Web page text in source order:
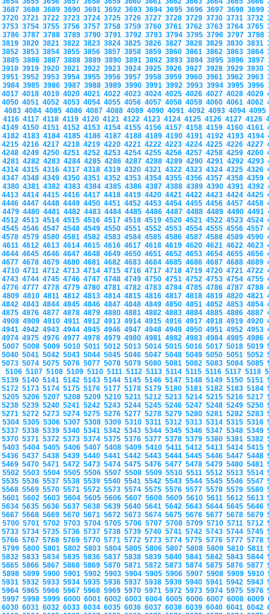
3687 3688 3689 3690 3691 3692 3693 3694 3695 3696 3697 3698 3699
3720 3721 3722 3723 3724 3725 3726 3727 3728 3729 3730 3731 3732
3753 3754 3755 3756 3757 3758 3759 3760 3761 3762 3763 3764 3765
3786 3787 3788 3789 3790 3791 3792 3793 3794 3795 3796 3797 3798
3819 3820 3821 3822 3823 3824 3825 3826 3827 3828 3829 3830 3831
3852 3853 3854 3855 3856 3857 3858 3859 3860 3861 3862 3863 3864
3885 3886 3887 3888 3889 3890 3891 3892 3893 3894 3895 3896 3897
3918 3919 3920 3921 3922 3923 3924 3925 3926 3927 3928 3929 3930
3951 3952 3953 3954 3955 3956 3957 3958 3959 3960 3961 3962 3963
3984 3985 3986 3987 3988 3989 3990 3991 3992 3993 3994 3995 3996
4017 4018 4019 4020 4021 4022 4023 4024 4025 4026 4027 4028 4029
4050 4051 4052 4053 4054 4055 4056 4057 4058 4059 4060 4061 4062
4083 4084 4085 4086 4087 4088 4089 4090 4091 4092 4093 4094 4095
4116 4117 4118 4119 4120 4121 4122 4123 4124 4125 4126 4127 4128
4149 4150 4151 4152 4153 4154 4155 4156 4157 4158 4159 4160 4161
4182 4183 4184 4185 4186 4187 4188 4189 4190 4191 4192 4193 4194
4215 4216 4217 4218 4219 4220 4221 4222 4223 4224 4225 4226 4227
4248 4249 4250 4251 4252 4253 4254 4255 4256 4257 4258 4259 4260
4281 4282 4283 4284 4285 4286 4287 4288 4289 4290 4291 4292 4293
4314 4315 4316 4317 4318 4319 4320 4321 4322 4323 4324 4325 4326
4347 4348 4349 4350 4351 4352 4353 4354 4355 4356 4357 4358 4359
4380 4381 4382 4383 4384 4385 4386 4387 4388 4389 4390 4391 4392
4413 4414 4415 4416 4417 4418 4419 4420 4421 4422 4423 4424 4425
4446 4447 4448 4449 4450 4451 4452 4453 4454 4455 4456 4457 4458
4479 4480 4481 4482 4483 4484 4485 4486 4487 4488 4489 4490 4491
4512 4513 4514 4515 4516 4517 4518 4519 4520 4521 4522 4523 4524
4545 4546 4547 4548 4549 4550 4551 4552 4553 4554 4555 4556 4557
4578 4579 4580 4581 4582 4583 4584 4585 4586 4587 4588 4589 4590
4611 4612 4613 4614 4615 4616 4617 4618 4619 4620 4621 4622 4623
4644 4645 4646 4647 4648 4649 4650 4651 4652 4653 4654 4655 4656
4677 4678 4679 4680 4681 4682 4683 4684 4685 4686 4687 4688 4689
4710 4711 4712 4713 4714 4715 4716 4717 4718 4719 4720 4721 4722
4743 4744 4745 4746 4747 4748 4749 4750 4751 4752 4753 4754 4755
4776 4777 4778 4779 4780 4781 4782 4783 4784 4785 4786 4787 4788
4809 4810 4811 4812 4813 4814 4815 4816 4817 4818 4819 4820 4821
4842 4843 4844 4845 4846 4847 4848 4849 4850 4851 4852 4853 4854
4875 4876 4877 4878 4879 4880 4881 4882 4883 4884 4885 4886 4887
4908 4909 4910 4911 4912 4913 4914 4915 4916 4917 4918 4919 4920
4941 4942 4943 4944 4945 4946 4947 4948 4949 4950 4951 4952 4953
4974 4975 4976 4977 4978 4979 4980 4981 4982 4983 4984 4985 4986
5007 5008 5009 5010 5011 5012 5013 5014 5015 5016 5017 5018 5019
5040 5041 5042 5043 5044 5045 5046 5047 5048 5049 5050 5051 5052
5073 5074 5075 5076 5077 5078 5079 5080 5081 5082 5083 5084 5085
5106 5107 5108 5109 5110 5111 5112 5113 5114 5115 5116 5117 5118
5139 5140 5141 5142 5143 5144 5145 5146 5147 5148 5149 5150 5151
5172 5173 5174 5175 5176 5177 5178 5179 5180 5181 5182 5183 5184
5205 5206 5207 5208 5209 5210 5211 5212 5213 5214 5215 5216 5217
5238 5239 5240 5241 5242 5243 5244 5245 5246 5247 5248 5249 5250
5271 5272 5273 5274 5275 5276 5277 5278 5279 5280 5281 5282 5283
5304 5305 5306 5307 5308 5309 5310 5311 5312 5313 5314 5315 5316
5337 5338 5339 5340 5341 5342 5343 5344 5345 5346 5347 5348 5349
5370 5371 5372 5373 5374 5375 5376 5377 5378 5379 5380 5381 5382
5403 5404 5405 5406 5407 5408 5409 5410 5411 5412 5413 5414 5415
5436 5437 5438 5439 5440 5441 5442 5443 5444 5445 5446 5447 5448
5469 5470 5471 5472 5473 5474 5475 5476 5477 5478 5479 5480 5481
5502 5503 5504 5505 5506 5507 5508 5509 5510 5511 5512 5513 5514
5535 5536 5537 5538 5539 5540 5541 5542 5543 5544 5545 5546 5547
5568 5569 5570 5571 5572 5573 5574 5575 5576 5577 5578 5579 5580
5601 5602 5603 5604 5605 5606 5607 5608 5609 5610 5611 5612 5613
5634 5635 5636 5637 5638 5639 5640 5641 5642 5643 5644 5645 5646
5667 5668 5669 5670 5671 5672 5673 5674 5675 5676 5677 5678 5679
5700 5701 5702 5703 5704 5705 5706 5707 5708 5709 5710 5711 5712
5733 5734 5735 5736 5737 5738 5739 5740 5741 5742 5743 5744 5745
5766 5767 5768 5769 5770 5771 5772 5773 5774 5775 5776 5777 5778
5799 5800 5801 5802 5803 5804 5805 5806 5807 5808 5809 5810 5811
5832 5833 5834 5835 5836 5837 5838 5839 5840 5841 5842 5843 5844
5865 5866 5867 5868 5869 5870 5871 5872 5873 5874 5875 5876 5877
5898 5899 5900 5901 5902 5903 5904 5905 5906 5907 5908 5909 5910
5931 5932 5933 5934 5935 5936 5937 5938 5939 5940 5941 5942 5943
5964 5965 5966 5967 5968 5969 5970 5971 5972 5973 5974 5975 5976
5997 5998 5999 6000 6001 6002 6003 6004 6005 6006 6007 6008 6009
6030 6031 6032 6033 6034 6035 6036 6037 6038 6039 6040 6041 6042